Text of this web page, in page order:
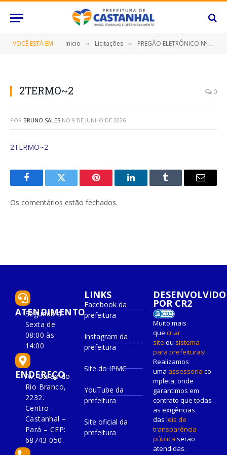
VOCÊ ESTÁ EM: Inicio » Licitações » PREGÃO ELETRÔNICO Nº 027/2023-SRP (FORNECIMENTO DE PNEUS, CÂMARAS E BATERIAS, DESTINADO NA MANUTENÇÃO DE MOTOS, VEÍCULOS DE PASSEIO, VEÍCULOS UTILITÁRIOS, CAMINHÕES, ÔNIBUS, TRATORES E MÁQUINAS PESADAS)
2TERMO~2 0
POR BRUNO SALES NO 9 DE JUNHO DE 2026
2TERMO~2
FacebookTwitter Pinterest O
Tumblr
E-
Os comentários estão fechados.
ATENDIMENTO
Segunda à
Sexta de
08:00 às
14:00
ENDEREÇO
Av. Barão do
Rio Branco,
2232.
Centro –
Castanhal –
Pará – CEP:
68743-050
LINKS
Facebook da
prefeitura
Instagram da
prefeitura
Site do IPMC
YouTube da
prefeitura
Site oficial da
prefeitura
DESENVOLVIDO
POR CR2
Muito mais
que criar
site ou sistema
para prefeituras!
Realizamos
uma assessoria co
mpleta, onde
garantimos em
contrato que todas
as exigências
das leis de
transparência
pública serão
atendidas.